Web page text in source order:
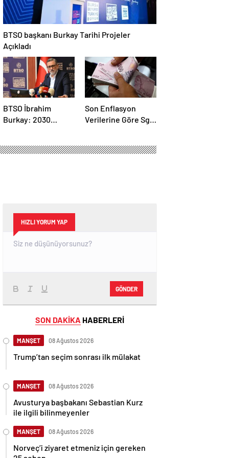
BTSO başkanı Burkay Tarihi Projeler
Açıkladı
BTSO İbrahim
Burkay: 2030
Odaklanıyoruz
Son Enflasyon
Verilerine Göre Sgk
Haber
HIZLI YORUM YAP
GÖNDER
SON DAKİKA HABERLERİ
MANŞET 08 Ağustos 2026
Trump’tan seçim sonrası ilk mülakat
MANŞET 08 Ağustos 2026
Avusturya başbakanı Sebastian Kurz
ile ilgili bilinmeyenler
MANŞET 08 Ağustos 2026
Norveç’i ziyaret etmeniz için gereken